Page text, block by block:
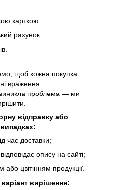
карткою
рахунок
щоб кожна покупка
враження.
проблема — ми
відправку або
час доставки;
опису на сайті;
цвітінням продукції.
вирішення: